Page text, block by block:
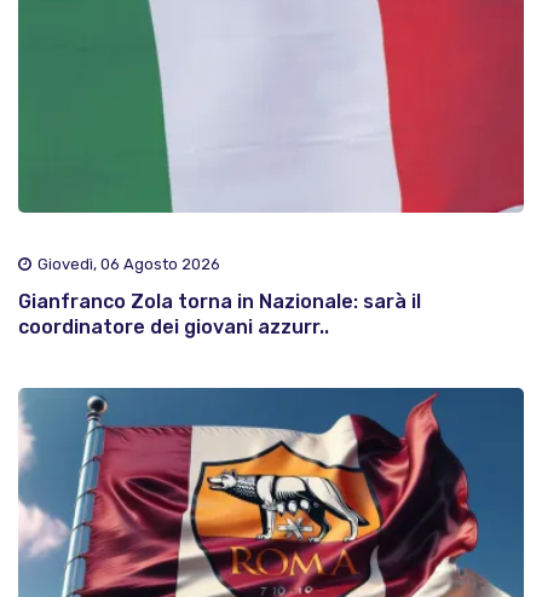
Giovedì, 06 Agosto 2026
Gianfranco Zola torna in Nazionale: sarà il
coordinatore dei giovani azzurr..